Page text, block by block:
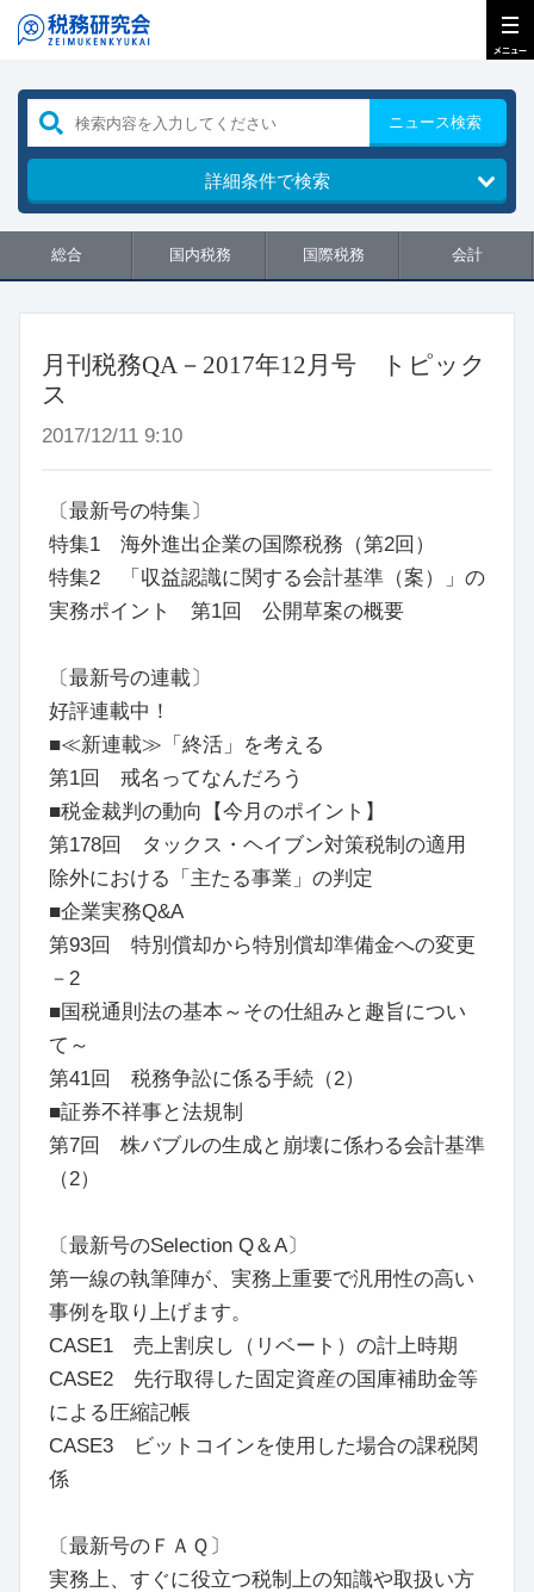
ニュース検索
詳細条件で検索
総合 国内税務 国際税務 会計
月刊税務QA－2017年12月号 トピック
ス
2017/12/11 9:10
〔最新号の特集〕
特集1 海外進出企業の国際税務（第2回）
特集2 「収益認識に関する会計基準（案）」の
実務ポイント 第1回 公開草案の概要
〔最新号の連載〕
好評連載中！
■≪新連載≫「終活」を考える
第1回 戒名ってなんだろう
■税金裁判の動向【今月のポイント】
第178回 タックス・ヘイブン対策税制の適用
除外における「主たる事業」の判定
■企業実務Q&A
第93回 特別償却から特別償却準備金への変更
－2
■国税通則法の基本～その仕組みと趣旨につい
て～
第41回 税務争訟に係る手続（2）
■証券不祥事と法規制
第7回 株バブルの生成と崩壊に係わる会計基準
（2）
〔最新号のSelection Q＆A〕
第一線の執筆陣が、実務上重要で汎用性の高い
事例を取り上げます。
CASE1 売上割戻し（リベート）の計上時期
CASE2 先行取得した固定資産の国庫補助金等
による圧縮記帳
CASE3 ビットコインを使用した場合の課税関
係
〔最新号のＦＡＱ〕
実務上、すぐに役立つ税制上の知識や取扱い方